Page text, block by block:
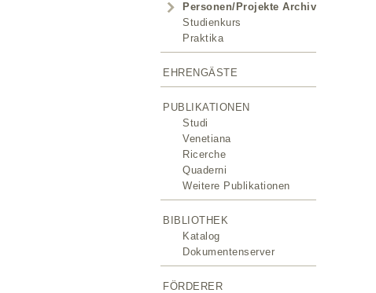
Personen/Projekte Archiv
Studienkurs
Praktika
EHRENGÄSTE
PUBLIKATIONEN
Studi
Venetiana
Ricerche
Quaderni
Weitere Publikationen
BIBLIOTHEK
Katalog
Dokumentenserver
FÖRDERER